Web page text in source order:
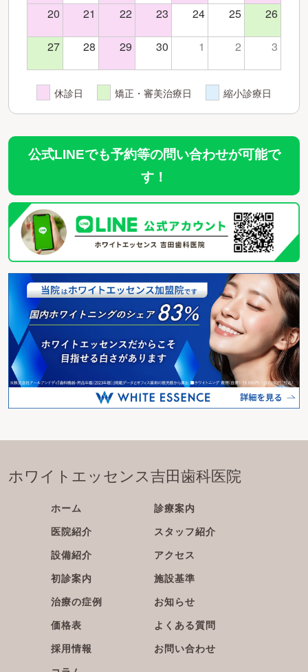
20 21 22 23 24 25 26
27 28 29 30 1 2 3
休診日 矯正・審美治療日 縮小診療日
公式LINEでも予約等の問い合わせが可能で
す！
ホワイトエッセンス吉田歯科医院
ホーム
医院紹介
設備紹介
初診案内
診療案内
スタッフ紹介
アクセス
施設基準
治療の症例
価格表
採用情報
お知らせ
よくある質問
お問い合わせ